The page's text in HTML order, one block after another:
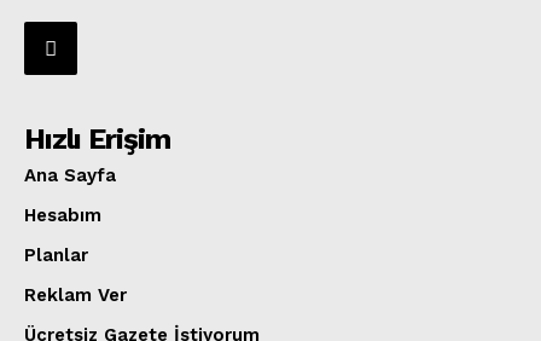
Hızlı Erişim
Ana Sayfa
Hesabım
Planlar
Reklam Ver
Ücretsiz Gazete İstiyorum